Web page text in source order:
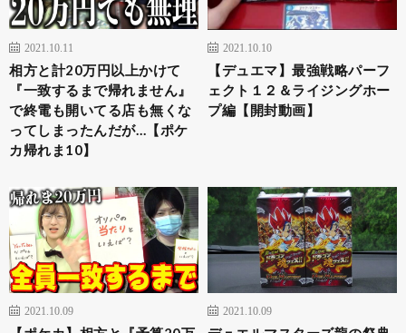
2021.10.11
相方と計20万円以上かけて
『一致するまで帰れません』
で終電も開いてる店も無くな
ってしまったんだが…【ポケ
カ帰れま10】
2021.10.10
【デュエマ】最強戦略パーフ
ェクト１２＆ライジングホー
プ編【開封動画】
2021.10.09 2021.10.09